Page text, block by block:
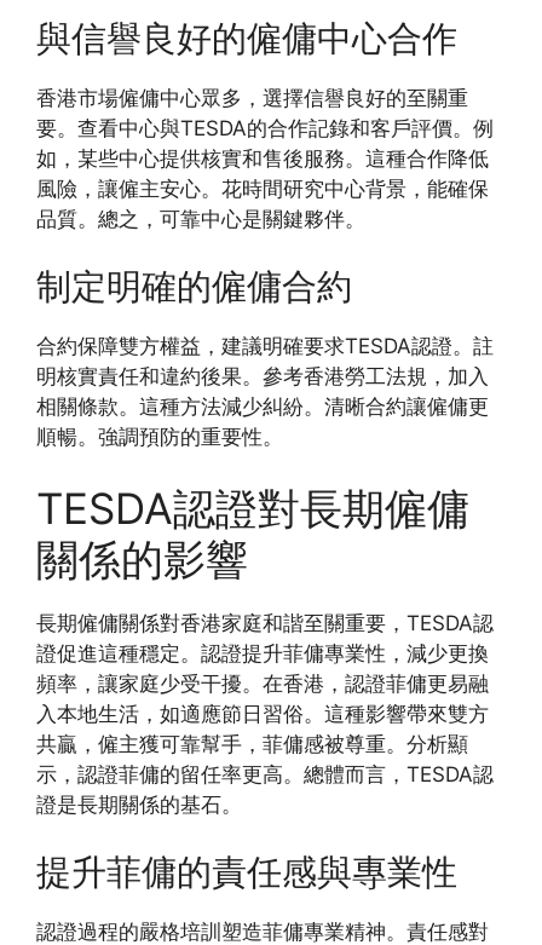
與信譽良好的僱傭中心合作
香港市場僱傭中心眾多，選擇信譽良好的至關重
要。查看中心與TESDA的合作記錄和客戶評價。例
如，某些中心提供核實和售後服務。這種合作降低
風險，讓僱主安心。花時間研究中心背景，能確保
品質。總之，可靠中心是關鍵夥伴。
制定明確的僱傭合約
合約保障雙方權益，建議明確要求TESDA認證。註
明核實責任和違約後果。參考香港勞工法規，加入
相關條款。這種方法減少糾紛。清晰合約讓僱傭更
順暢。強調預防的重要性。
TESDA認證對長期僱傭
關係的影響
長期僱傭關係對香港家庭和諧至關重要，TESDA認
證促進這種穩定。認證提升菲傭專業性，減少更換
頻率，讓家庭少受干擾。在香港，認證菲傭更易融
入本地生活，如適應節日習俗。這種影響帶來雙方
共贏，僱主獲可靠幫手，菲傭感被尊重。分析顯
示，認證菲傭的留任率更高。總體而言，TESDA認
證是長期關係的基石。
提升菲傭的責任感與專業性
認證過程的嚴格培訓塑造菲傭專業精神。責任感對